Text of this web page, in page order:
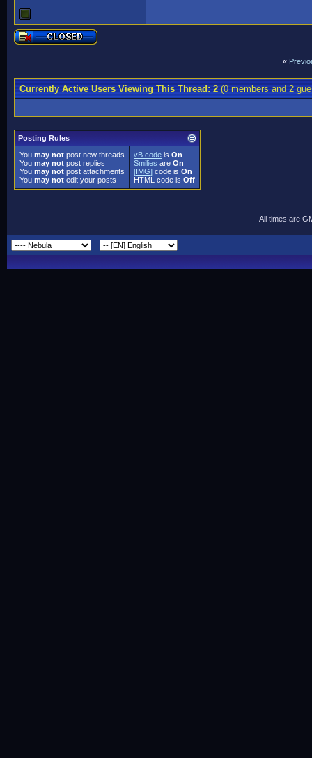
«
Currently Active Users Viewing This Thread: 2(0 members and 2
Posting Rules
You may not post new threads
You may not post replies
You may not post attachments
You may not edit your posts
vB code is On
Smilies are On
[IMG] code is On
HTML code is Off
All times are